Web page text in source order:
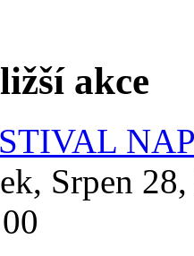
akce
Srpen